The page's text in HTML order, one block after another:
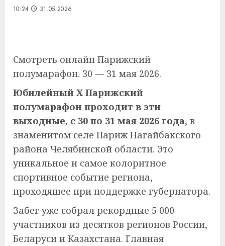
10:24 31.05.2026
Смотреть онлайн Парижский
полумарафон. 30 — 31 мая 2026.
Юбилейный X Парижский
полумарафон проходит в эти
выходные, с 30 по 31 мая 2026 года, в
знаменитом селе Париж Нагайбакского
района Челябинской области. Это
уникальное и самое колоритное
спортивное событие региона,
проходящее при поддержке губернатора.
Забег уже собрал рекордные 5 000
участников из десятков регионов России,
Беларуси и Казахстана. Главная